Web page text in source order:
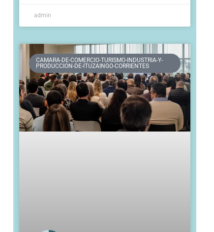
admin
CAMARA-DE-COMERCIO-TURISMO-INDUSTRIA-Y-
PRODUCCION-DE-ITUZAINGO-CORRIENTES